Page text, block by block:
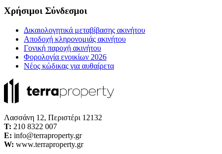
Χρήσιμοι Σύνδεσμοι
Δικαιολογητικά μεταβίβασης ακινήτου
Αποδοχή κληρονομιάς ακινήτου
Γονική παροχή ακινήτου
Φορολογία ενοικίων 2026
Νέος κώδικας για αυθαίρετα
Λασσάνη 12, Περιστέρι 12132
Τ: 210 8322 007
E: info@terraproperty.gr
W: www.terraproperty.gr